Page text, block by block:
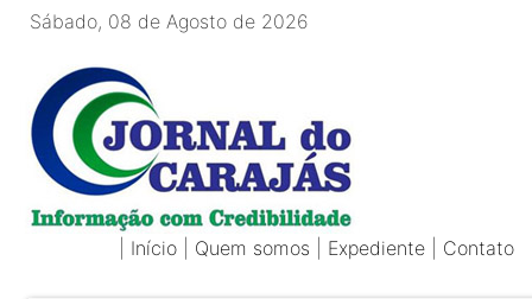
Sábado, 08 de Agosto de 2026
Início Quem somos Expediente Contato